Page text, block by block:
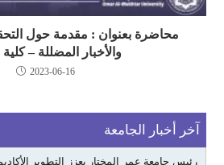
محاضرة بعنوان : مقدمة حول
والأخبار المضللة – كلية
2023-06-16
آخر أخبار الجامعة
رئيس جامعة عمر المختار يعزز التطوير
مرحلة جديدة لصيانة كليتي الزراعة والموارد